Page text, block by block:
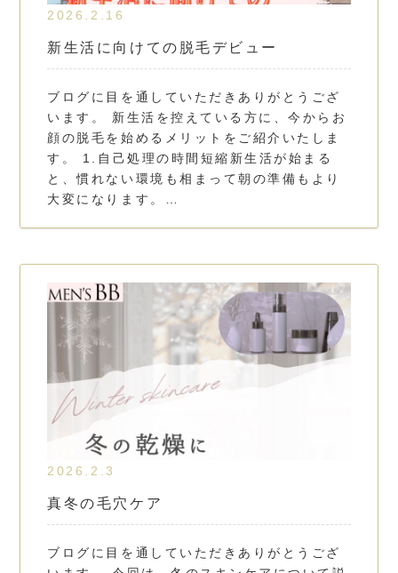
2026.2.16
新生活に向けての脱毛デビュー
ブログに目を通していただきありがとうござ
います。 新生活を控えている方に、今からお
顔の脱毛を始めるメリットをご紹介いたしま
す。 1.自己処理の時間短縮新生活が始まる
と、慣れない環境も相まって朝の準備もより
大変になります。…
2026.2.3
真冬の毛穴ケア
ブログに目を通していただきありがとうござ